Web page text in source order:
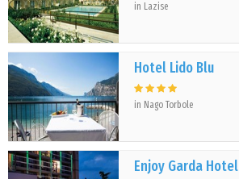
in Lazise
Hotel Lido Blu
in Nago Torbole
Enjoy Garda Hotel